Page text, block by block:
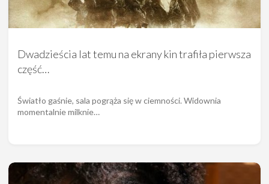
Dwadzieścia lat temu na ekrany kin trafiła pierwsza
część…
Światło gaśnie, sala pogrąża się w ciemności. Widownia
momentalnie milknie…